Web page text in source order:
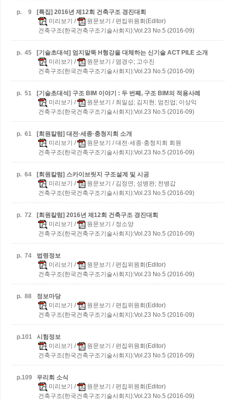
p. 9
[특집] 2016년 제12회 건축구조 경진대회
미리보기 / 원문보기 / 편집위원회(Editor)
건축구조(한국건축구조기술사회지):Vol.23 No.5 (2016-09)
p. 45
[기술초대석] 엄지말뚝 H형강을 대체하는 신기술 ACT PILE 소개
미리보기 / 원문보기 / 염경수; 고수진
건축구조(한국건축구조기술사회지):Vol.23 No.5 (2016-09)
p. 51
[기술초대석] 구조 BIM 이야기 : 두 번째, 구조 BIM의 적용사례
미리보기 / 원문보기 / 최일섭; 김지현; 엄진업; 이상익
건축구조(한국건축구조기술사회지):Vol.23 No.5 (2016-09)
p. 61
[회원칼럼] 대전·세종·충청지회 소개
미리보기 / 원문보기 / 대전·세종·충청지회 회원
건축구조(한국건축구조기술사회지):Vol.23 No.5 (2016-09)
p. 64
[회원칼럼] 스카이브릿지 구조설계 및 시공
미리보기 / 원문보기 / 김정연; 성병완; 전병갑
건축구조(한국건축구조기술사회지):Vol.23 No.5 (2016-09)
p. 72
[회원칼럼] 2016년 제12회 건축구조 경진대회
미리보기 / 원문보기 / 정소양
건축구조(한국건축구조기술사회지):Vol.23 No.5 (2016-09)
p. 74
법령정보
미리보기 / 원문보기 / 편집위원회(Editor)
건축구조(한국건축구조기술사회지):Vol.23 No.5 (2016-09)
p. 88
정보마당
미리보기 / 원문보기 / 편집위원회(Editor)
건축구조(한국건축구조기술사회지):Vol.23 No.5 (2016-09)
p.101
시험정보
미리보기 / 원문보기 / 편집위원회(Editor)
건축구조(한국건축구조기술사회지):Vol.23 No.5 (2016-09)
p.109
우리회 소식
미리보기 / 원문보기 / 편집위원회(Editor)
건축구조(한국건축구조기술사회지):Vol.23 No.5 (2016-09)